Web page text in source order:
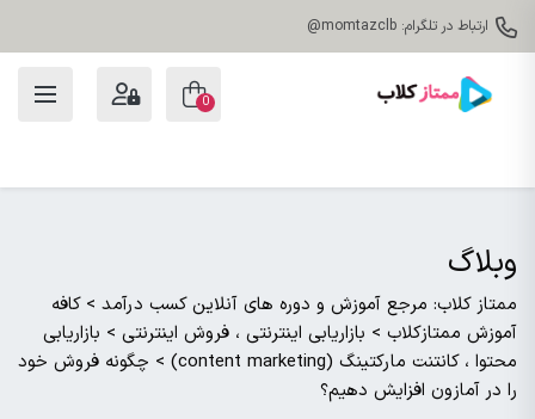
ارتباط در تلگرام: momtazclb@
0
وبلاگ
ممتاز کلاب: مرجع آموزش و دوره های آنلاین کسب درآمد > کافه
آموزش ممتازکلاب > بازاریابی اینترنتی ، فروش اینترنتی > بازاریابی
محتوا ، کانتنت مارکتینگ (content marketing)
> چگونه فروش خود
را در آمازون افزایش دهیم؟